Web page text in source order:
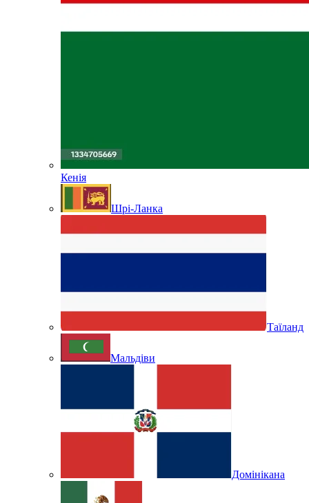
Кенія
Шрі-Ланка
Таїланд
Мальдіви
Домінікана